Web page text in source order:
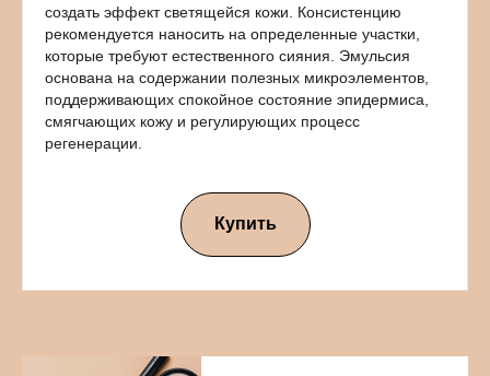
создать эффект светящейся кожи. Консистенцию
рекомендуется наносить на определенные участки,
которые требуют естественного сияния. Эмульсия
основана на содержании полезных микроэлементов,
поддерживающих спокойное состояние эпидермиса,
смягчающих кожу и регулирующих процесс
регенерации.
Купить